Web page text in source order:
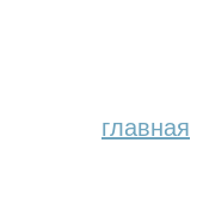
главная